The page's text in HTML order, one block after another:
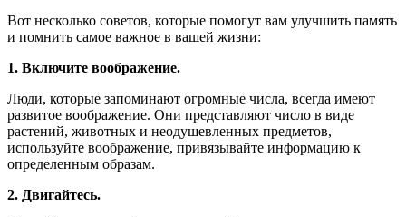
Вот несколько советов, которые помогут вам улучшить память
и помнить самое важное в вашей жизни:
1. Включите воображение.
Люди, которые запоминают огромные числа, всегда имеют
развитое воображение. Они представляют число в виде
растений, животных и неодушевленных предметов,
используйте воображение, привязывайте информацию к
определенным образам.
2. Двигайтесь.